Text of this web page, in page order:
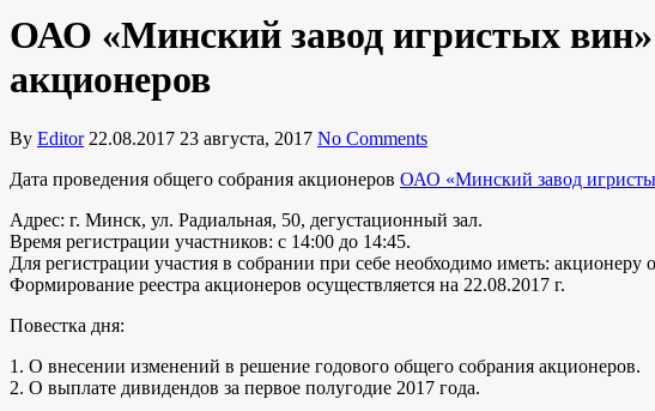
ОАО «Минский завод игристых вин»
акционеров
By Editor 22.08.2017 23 августа, 2017 No Comments
Дата проведения общего собрания акционеров ОАО «Минский завод
Адрес: г. Минск, ул. Радиальная, 50, дегустационный зал.
Время регистрации участников: с 14:00 до 14:45.
Для регистрации участия в собрании при себе необходимо иметь:
Формирование реестра акционеров осуществляется на 22.08.2017 г.
Повестка дня:
1. О внесении изменений в решение годового общего собрания акционеров.
2. О выплате дивидендов за первое полугодие 2017 года.